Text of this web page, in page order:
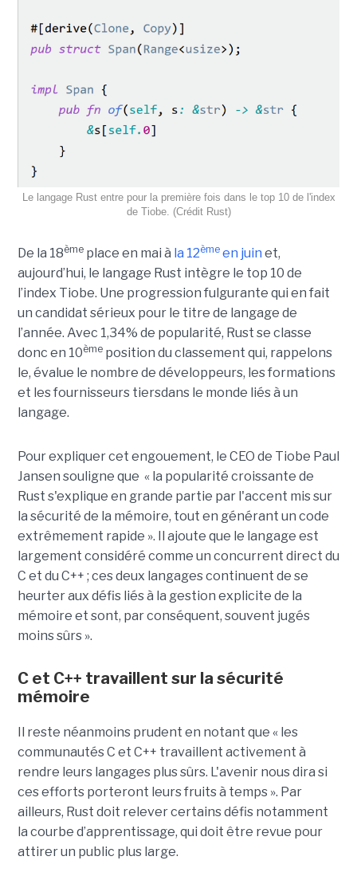
Le langage Rust entre pour la première fois dans le top 10 de l'index
de Tiobe. (Crédit Rust)
De la 18èmeplace en mai à la 12èmeen juin et,
aujourd’hui, le langage Rust intègre le top 10 de
l’index Tiobe. Une progression fulgurante qui en fait
un candidat sérieux pour le titre de langage de
l’année. Avec 1,34% de popularité, Rust se classe
donc en 10èmeposition du classement qui, rappelons
le, évalue le nombre de développeurs, les formations
et les fournisseurs tiersdans le monde liés à un
langage.
Pour expliquer cet engouement, le CEO de Tiobe Paul
Jansen souligne que « la popularité croissante de
Rust s'explique en grande partie par l'accent mis sur
la sécurité de la mémoire, tout en générant un code
extrêmement rapide ». Il ajoute que le langage est
largement considéré comme un concurrent direct du
C et du C++ ; ces deux langages continuent de se
heurter aux défis liés à la gestion explicite de la
mémoire et sont, par conséquent, souvent jugés
moins sûrs ».
C et C++ travaillent sur la sécurité
mémoire
Il reste néanmoins prudent en notant que « les
communautés C et C++ travaillent activement à
rendre leurs langages plus sûrs. L'avenir nous dira si
ces efforts porteront leurs fruits à temps ». Par
ailleurs, Rust doit relever certains défis notamment
la courbe d’apprentissage, qui doit être revue pour
attirer un public plus large.